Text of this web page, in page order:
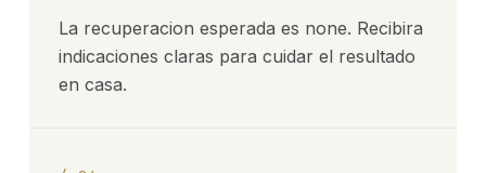
La recuperacion esperada es none. Recibira
indicaciones claras para cuidar el resultado
en casa.